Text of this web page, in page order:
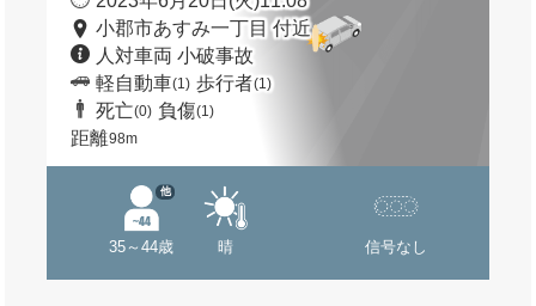
小郡市あすみ一丁目 付近
人対車両 小破事故
軽自動車(1) 歩行者(1)
死亡(0) 負傷(1)
距離98m
35～44歳
他
晴 信号なし